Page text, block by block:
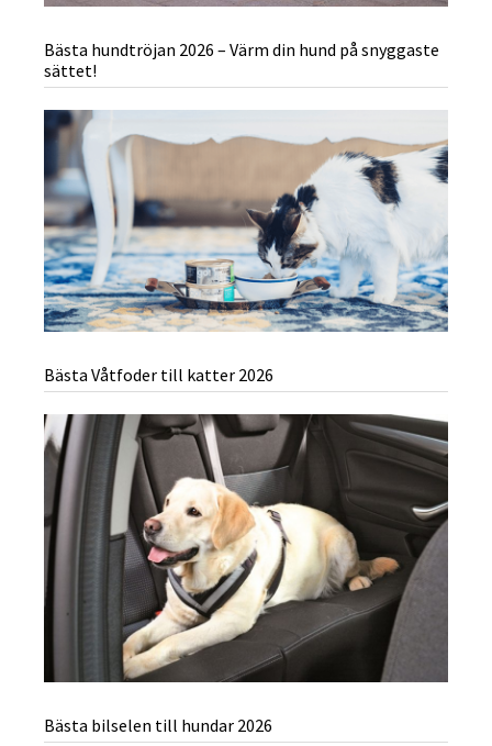
Bästa hundtröjan 2026 – Värm din hund på snyggaste
sättet!
Bästa Våtfoder till katter 2026
Bästa bilselen till hundar 2026